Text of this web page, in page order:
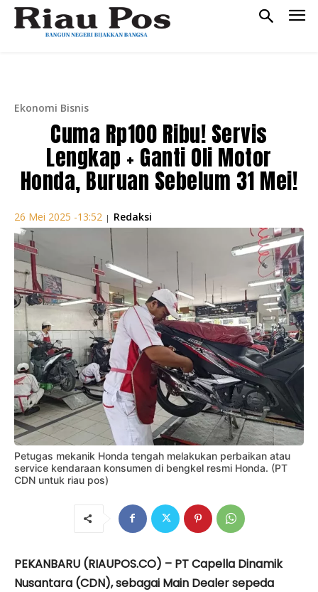
Ekonomi Bisnis
Cuma Rp100 Ribu! Servis
Lengkap + Ganti Oli Motor
Honda, Buruan Sebelum 31 Mei!
26 Mei 2025 -13:52 | Redaksi
Petugas mekanik Honda tengah melakukan perbaikan atau
service kendaraan konsumen di bengkel resmi Honda. (PT
CDN untuk riau pos)
PEKANBARU (RIAUPOS.CO) – PT Capella Dinamik
Nusantara (CDN), sebagai Main Dealer sepeda